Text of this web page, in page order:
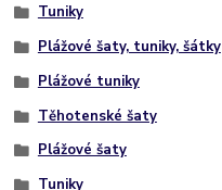
Tuniky
Plážové šaty, tuniky, šátky
Plážové tuniky
Těhotenské šaty
Plážové šaty
Tuniky